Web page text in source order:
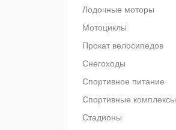
Лодочные моторы
Мотоциклы
Прокат велосипедов
Снегоходы
Спортивное питание
Спортивные комплексы
Стадионы